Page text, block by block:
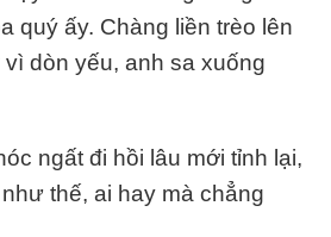
quý ấy. Chàng liền trèo lên
dòn yếu, anh sa xuống
ngất đi hồi lâu mới tỉnh lại,
thế, ai hay mà chẳng